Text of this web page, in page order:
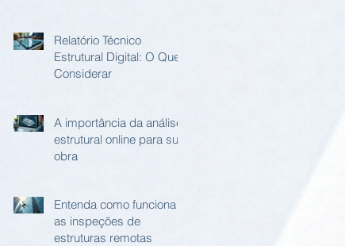
Relatório Técnico
Estrutural Digital: O Que
Considerar
A importância da análise
estrutural online para sua
obra
Entenda como funciona
as inspeções de
estruturas remotas